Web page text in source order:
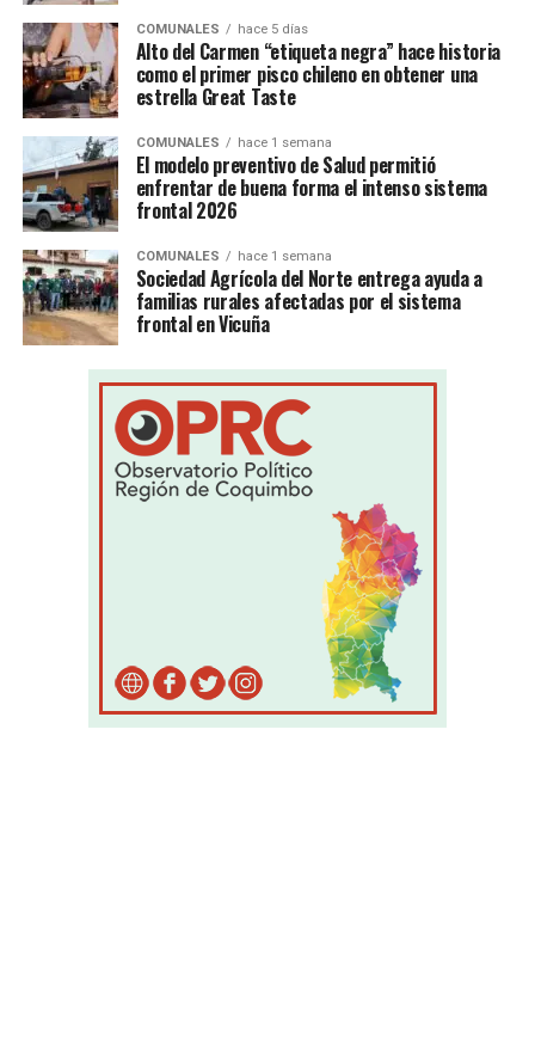
COMUNALES hace 5 días
Alto del Carmen “etiqueta negra” hace historia
como el primer pisco chileno en obtener una
estrella Great Taste
COMUNALES hace 1 semana
El modelo preventivo de Salud permitió
enfrentar de buena forma el intenso sistema
frontal 2026
COMUNALES hace 1 semana
Sociedad Agrícola del Norte entrega ayuda a
familias rurales afectadas por el sistema
frontal en Vicuña